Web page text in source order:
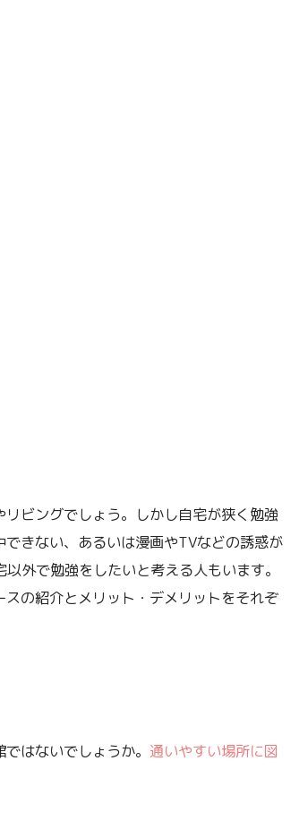
ビングでしょう。しかし自宅が狭く勉強
きない、あるいは漫画やTVなどの誘惑が
外で勉強をしたいと考える人もいます。
の紹介とメリット・デメリットをそれぞ
はないでしょうか。 通いやすい場所に図